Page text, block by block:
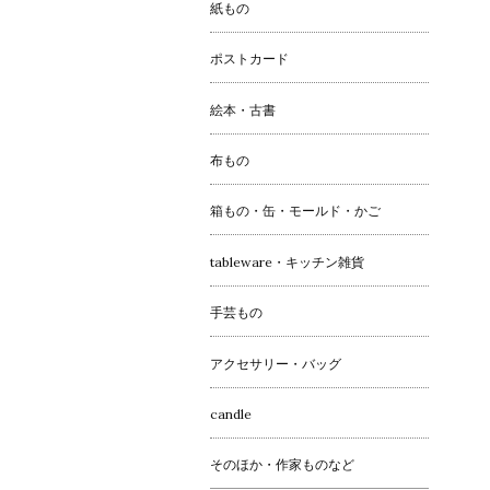
紙もの
ポストカード
絵本・古書
布もの
箱もの・缶・モールド・かご
tableware・キッチン雑貨
手芸もの
アクセサリー・バッグ
candle
そのほか・作家ものなど